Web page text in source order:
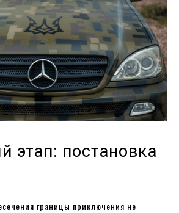
этап: постановка
границы приключения не